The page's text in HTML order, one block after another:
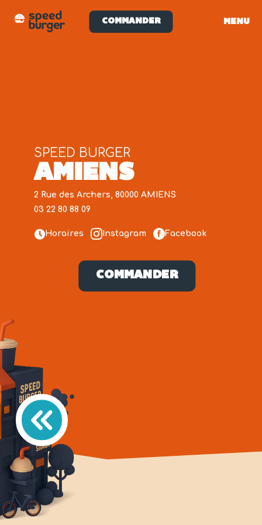
COMMANDER MENU
AMIENS
SPEED BURGER
2 Rue des Archers, 80000 AMIENS
03 22 80 88 09
Horaires Instagram Facebook
COMMANDER